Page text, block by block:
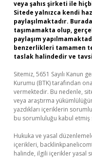
veya şahıs şirketi ile
Sitede yalnızca kendi
paylaşılmaktadır.
taşımamakta olup,
paylaşım
benzerlikleri tamamen
taslak halindedir ve
Sitemiz, 5651 Sayılı Kanun
Kurumu (BTK) tarafından
vermektedir. Bu nedenle,
veya araştırma
yazdıkları içeriklerin
bu sorumluluğu kabul etmiş
Hukuka ve yasal
içerikleri,
halinde, ilgili içerikler yasal